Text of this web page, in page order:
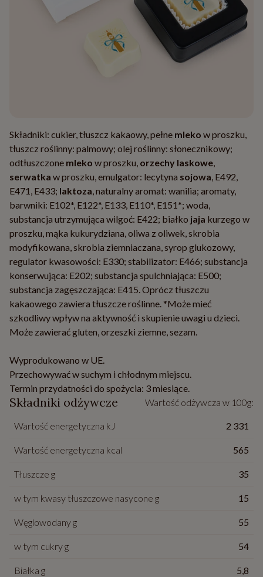
Składniki: cukier, tłuszcz kakaowy, pełne mleko w proszku,
tłuszcz roślinny: palmowy; olej roślinny: słonecznikowy;
odtłuszczone mleko w proszku, orzechy laskowe,
serwatka w proszku, emulgator: lecytyna sojowa, E492,
E471, E433; laktoza, naturalny aromat: wanilia; aromaty,
barwniki: E102*, E122*, E133, E110*, E151*; woda,
substancja utrzymująca wilgoć: E422; białko jaja kurzego w
proszku, mąka kukurydziana, oliwa z oliwek, skrobia
modyfikowana, skrobia ziemniaczana, syrop glukozowy,
regulator kwasowości: E330; stabilizator: E466; substancja
konserwująca: E202; substancja spulchniająca: E500;
substancja zagęszczająca: E415. Oprócz tłuszczu
kakaowego zawiera tłuszcze roślinne. *Może mieć
szkodliwy wpływ na aktywność i skupienie uwagi u dzieci.
Może zawierać gluten, orzeszki ziemne, sezam.
Wyprodukowano w UE.
Przechowywać w suchym i chłodnym miejscu.
Termin przydatności do spożycia: 3 miesiące.
Składniki odżywcze Wartość odżywcza w 100g:
Wartość energetyczna kJ 2 331
Wartość energetyczna kcal 565
Tłuszcze g 35
w tym kwasy tłuszczowe nasycone g 15
Węglowodany g 55
w tym cukry g 54
Białka g 5,8